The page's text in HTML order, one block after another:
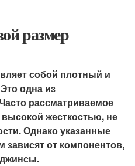
размер
собой плотный и
одна из
рассматриваемое
высокой жесткостью, не
Однако указанные
зависят от компонентов,